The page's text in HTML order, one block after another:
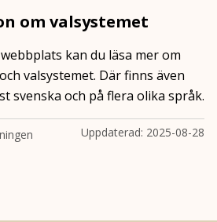
om valsystemet
kan du läsa mer om
valsystemet. Där finns även
svenska och på flera olika språk.
Uppdaterad: 2025-08-28